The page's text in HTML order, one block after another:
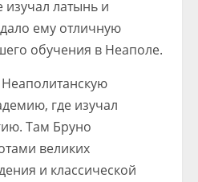
латынь и
ему отличную
обучения в Неаполе.
где изучал
Там Бруно
великих
и классической